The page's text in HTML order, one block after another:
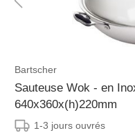
Bartscher
Sauteuse Wok - en
640x360x(h)220mm
1-3 jours ouvrés